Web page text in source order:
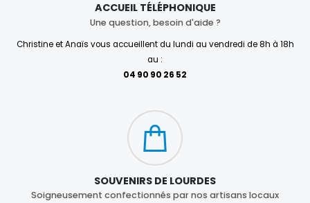
ACCUEIL TÉLÉPHONIQUE
Une question, besoin d'aide ?
Christine et Anaïs vous accueillent du lundi au vendredi de 8h à 18h
au :
04 90 90 26 52
SOUVENIRS DE LOURDES
Soigneusement confectionnés par nos artisans locaux